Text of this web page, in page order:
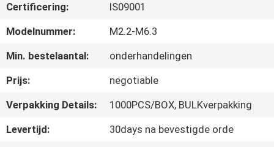
KWALITEITSCONTROLE
CONTACTEER
ONS
NIEUWS
Certificering:
IS09001
Modelnummer:
M2.2-M6.3
Min. bestelaantal:
onderhandelingen
Prijs:
negotiable
Verpakking Details:
1000PCS/BOX, BULKverpakking
Levertijd:
30days na bevestigde orde